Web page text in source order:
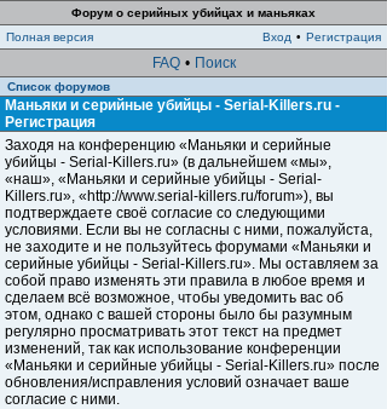
Форум о серийных убийцах и маньяках
Полная версия
Вход • Регистрация
FAQ • Поиск
Список форумов
Маньяки и серийные убийцы - Serial-Killers.ru -
Регистрация
Заходя на конференцию «Маньяки и серийные
убийцы - Serial-Killers.ru» (в дальнейшем «мы»,
«наш», «Маньяки и серийные убийцы - Serial-
Killers.ru», «http://www.serial-killers.ru/forum»), вы
подтверждаете своё согласие со следующими
условиями. Если вы не согласны с ними, пожалуйста,
не заходите и не пользуйтесь форумами «Маньяки и
серийные убийцы - Serial-Killers.ru». Мы оставляем за
собой право изменять эти правила в любое время и
сделаем всё возможное, чтобы уведомить вас об
этом, однако с вашей стороны было бы разумным
регулярно просматривать этот текст на предмет
изменений, так как использование конференции
«Маньяки и серийные убийцы - Serial-Killers.ru» после
обновления/исправления условий означает ваше
согласие с ними.